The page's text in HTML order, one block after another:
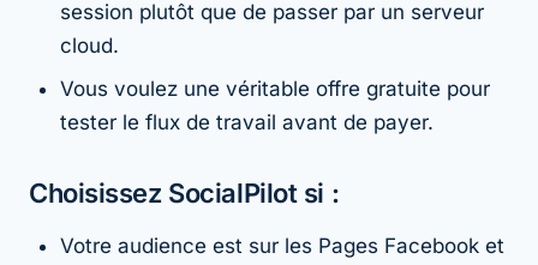
session plutôt que de passer par un serveur
cloud.
Vous voulez une véritable offre gratuite pour
tester le flux de travail avant de payer.
Choisissez SocialPilot si :
Votre audience est sur les Pages Facebook et